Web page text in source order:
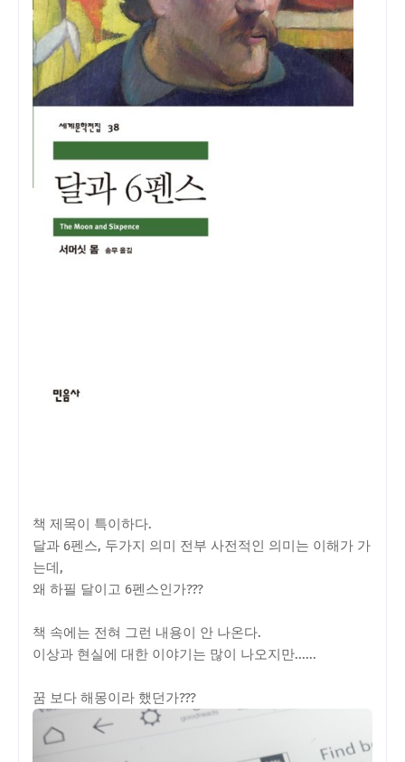
책 제목이 특이하다.
달과 6펜스, 두가지 의미 전부 사전적인 의미는 이해가 가
는데,
왜 하필 달이고 6펜스인가???
책 속에는 전혀 그런 내용이 안 나온다.
이상과 현실에 대한 이야기는 많이 나오지만......
꿈 보다 해몽이라 했던가???